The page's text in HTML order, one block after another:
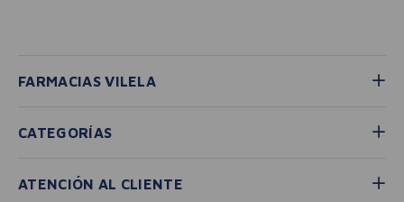
FARMACIAS VILELA
CATEGORÍAS
ATENCIÓN AL CLIENTE